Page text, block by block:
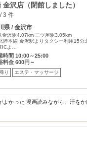
沢店（閉館しました）
3 件
県 / 金沢市
金沢駅4.07km 三ツ屋駅3.05km
陸本線 金沢駅よりタクシー利用15分
ICよ…
時間 10:00～25:00
料金 600円～
り エステ・マッサージ
よかった 漫画読みながら、汗をか